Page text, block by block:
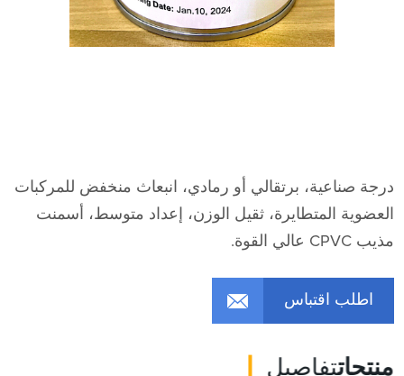
درجة صناعية، برتقالي أو رمادي، انبعاث منخفض للمركبات
العضوية المتطايرة، ثقيل الوزن، إعداد متوسط، أسمنت
مذيب CPVC عالي القوة.
اطلب اقتباس
منتجاتتفاصيل